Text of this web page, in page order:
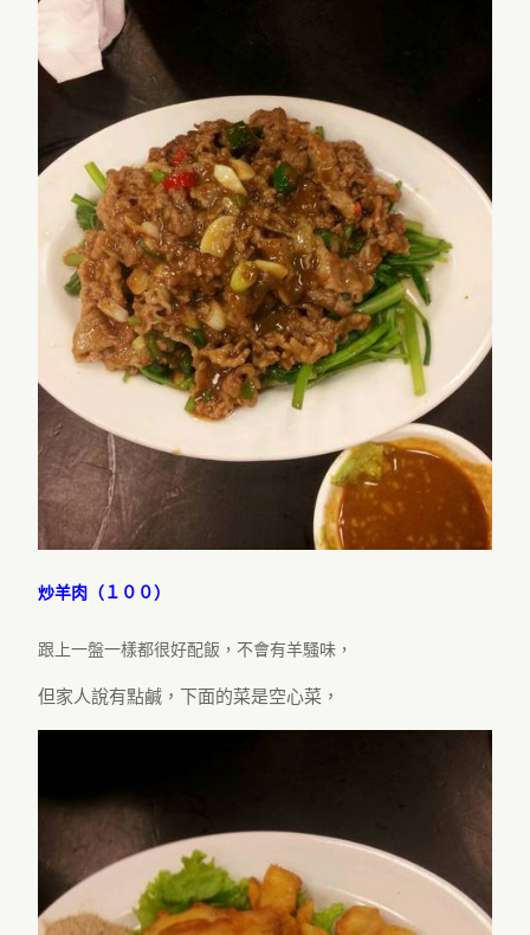
炒羊肉（１００）
跟上一盤一樣都很好配飯，不會有羊騷味，
但家人說有點鹹，下面的菜是空心菜，